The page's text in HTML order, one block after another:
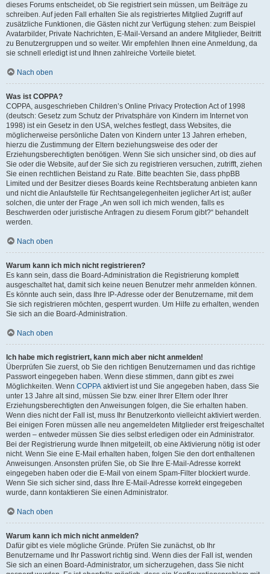
dieses Forums entscheidet, ob Sie registriert sein müssen, um Beiträge zu
schreiben. Auf jeden Fall erhalten Sie als registriertes Mitglied Zugriff auf
zusätzliche Funktionen, die Gästen nicht zur Verfügung stehen: zum Beispiel
Avatarbilder, Private Nachrichten, E-Mail-Versand an andere Mitglieder, Beitritt
zu Benutzergruppen und so weiter. Wir empfehlen Ihnen eine Anmeldung, da
sie schnell erledigt ist und Ihnen zahlreiche Vorteile bietet.
Nach oben
Was ist COPPA?
COPPA, ausgeschrieben Children’s Online Privacy Protection Act of 1998
(deutsch: Gesetz zum Schutz der Privatsphäre von Kindern im Internet von
1998) ist ein Gesetz in den USA, welches festlegt, dass Websites, die
möglicherweise persönliche Daten von Kindern unter 13 Jahren erheben,
hierzu die Zustimmung der Eltern beziehungsweise des oder der
Erziehungsberechtigten benötigen. Wenn Sie sich unsicher sind, ob dies auf
Sie oder die Website, auf der Sie sich zu registrieren versuchen, zutrifft, ziehen
Sie einen rechtlichen Beistand zu Rate. Bitte beachten Sie, dass phpBB
Limited und der Besitzer dieses Boards keine Rechtsberatung anbieten kann
und nicht die Anlaufstelle für Rechtsangelegenheiten jeglicher Art ist; außer
solchen, die unter der Frage „An wen soll ich mich wenden, falls es
Beschwerden oder juristische Anfragen zu diesem Forum gibt?“ behandelt
werden.
Nach oben
Warum kann ich mich nicht registrieren?
Es kann sein, dass die Board-Administration die Registrierung komplett
ausgeschaltet hat, damit sich keine neuen Benutzer mehr anmelden können.
Es könnte auch sein, dass Ihre IP-Adresse oder der Benutzername, mit dem
Sie sich registrieren möchten, gesperrt wurden. Um Hilfe zu erhalten, wenden
Sie sich an die Board-Administration.
Nach oben
Ich habe mich registriert, kann mich aber nicht anmelden!
Überprüfen Sie zuerst, ob Sie den richtigen Benutzernamen und das richtige
Passwort eingegeben haben. Wenn diese stimmen, dann gibt es zwei
Möglichkeiten. Wenn COPPA aktiviert ist und Sie angegeben haben, dass Sie
unter 13 Jahre alt sind, müssen Sie bzw. einer Ihrer Eltern oder Ihrer
Erziehungsberechtigten den Anweisungen folgen, die Sie erhalten haben.
Wenn dies nicht der Fall ist, muss Ihr Benutzerkonto vielleicht aktiviert werden.
Bei einigen Foren müssen alle neu angemeldeten Mitglieder erst freigeschaltet
werden – entweder müssen Sie dies selbst erledigen oder ein Administrator.
Bei der Registrierung wurde Ihnen mitgeteilt, ob eine Aktivierung nötig ist oder
nicht. Wenn Sie eine E-Mail erhalten haben, folgen Sie den dort enthaltenen
Anweisungen. Ansonsten prüfen Sie, ob Sie Ihre E-Mail-Adresse korrekt
eingegeben haben oder die E-Mail von einem Spam-Filter blockiert wurde.
Wenn Sie sich sicher sind, dass Ihre E-Mail-Adresse korrekt eingegeben
wurde, dann kontaktieren Sie einen Administrator.
Nach oben
Warum kann ich mich nicht anmelden?
Dafür gibt es viele mögliche Gründe. Prüfen Sie zunächst, ob Ihr
Benutzername und Ihr Passwort richtig sind. Wenn dies der Fall ist, wenden
Sie sich an einen Board-Administrator, um sicherzugehen, dass Sie nicht